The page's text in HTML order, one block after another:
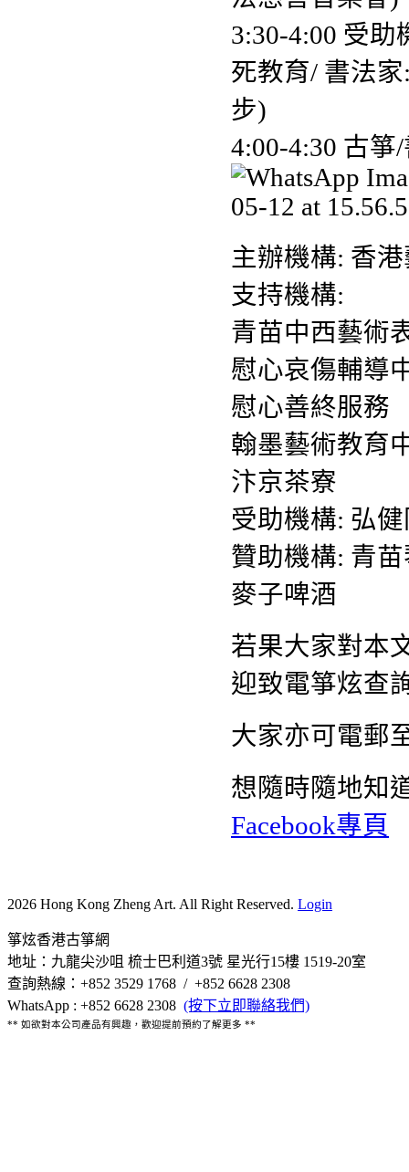
3:30-4:00 受
死教育/ 書法
步)
4:00-4:30 古
主辦機構: 香
支持機構:
青苗中西藝術
慰心哀傷輔導
慰心善終服務
翰墨藝術教育
汴京茶寮
受助機構: 弘
贊助機構: 青
麥子啤酒
若果大家對本
迎致電箏炫查
大家亦可電郵
想隨時隨地知
Facebook專頁
2026 Hong Kong Zheng Art. All Right Reserved. Login
箏炫香港古箏網
地址：九龍尖沙咀 梳士巴利道3號 星光行15樓 1519-20室
查詢熱線：+852 3529 1768 / +852 6628 2308
WhatsApp : +852 6628 2308 (按下立即聯絡我們)
** 如欲對本公司產品有興趣，歡迎提前預約了解更多 **